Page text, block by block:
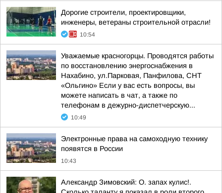
Дорогие строители, проектировщики,
инженеры, ветераны строительной отрасли!
10:54
Уважаемые красногорцы. Проводятся работы
по восстановлению энергоснабжения в
Нахабино, ул.Парковая, Панфилова, СНТ
«Ольгино» Если у вас есть вопросы, вы
можете написать в чат, а также по
телефонам в дежурно-диспетчерскую...
10:49
Электронные права на самоходную технику
появятся в России
10:43
Александр Зимовский: О. запах кулис!.